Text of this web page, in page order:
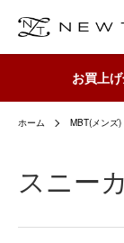
お買上
ホーム MBT(メンズ)
スニー